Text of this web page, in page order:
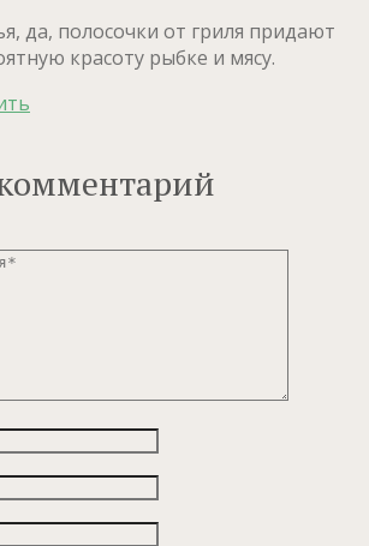
да, полосочки от гриля придают
красоту рыбке и мясу.